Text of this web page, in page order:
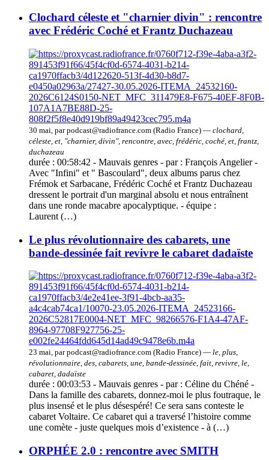
Clochard céleste et "charnier divin" : rencontre
avec Frédéric Coché et Frantz Duchazeau
30 mai, par podcast@radiofrance.com (Radio France) — clochard,
céleste, et, "charnier, divin", rencontre, avec, frédéric, coché, et, frantz,
duchazeau
durée : 00:58:42 - Mauvais genres - par : François Angelier -
Avec "Infini" et " Bascoulard", deux albums parus chez
Frémok et Sarbacane, Frédéric Coché et Frantz Duchazeau
dressent le portrait d'un marginal absolu et nous entraînent
dans une ronde macabre apocalyptique. - équipe :
Laurent (…)
Le plus révolutionnaire des cabarets, une
bande-dessinée fait revivre le cabaret dadaïste
23 mai, par podcast@radiofrance.com (Radio France) — le, plus,
révolutionnaire, des, cabarets, une, bande-dessinée, fait, revivre, le,
cabaret, dadaïste
durée : 00:03:53 - Mauvais genres - par : Céline du Chéné -
Dans la famille des cabarets, donnez-moi le plus foutraque, le
plus insensé et le plus désespéré! Ce sera sans conteste le
cabaret Voltaire. Ce cabaret qui a traversé l’histoire comme
une comète - juste quelques mois d’existence - à (…)
ORPHÉE 2.0 : rencontre avec SMITH